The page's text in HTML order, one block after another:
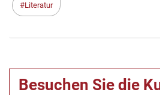
Literatur
Besuchen Sie die